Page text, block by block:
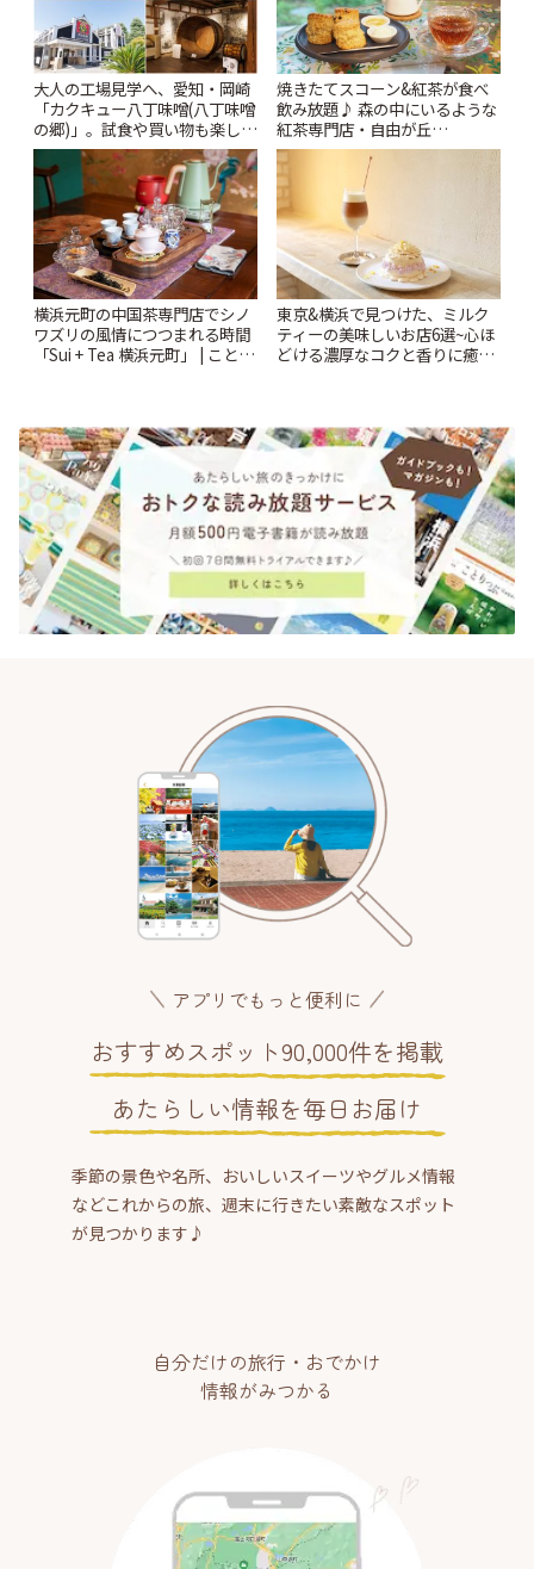
大人の工場見学へ、愛知・岡崎
「カクキュー八丁味噌(八丁味噌
の郷)」。試食や買い物も楽しみ
♪ | ことりっぷ
焼きたてスコーン&紅茶が食べ
飲み放題♪ 森の中にいるような
紅茶専門店・自由が丘
「YOTSUBA TEA」でのんびり
時間 | ことりっぷ
横浜元町の中国茶専門店でシノ
ワズリの風情につつまれる時間
「Sui + Tea 横浜元町」 | ことり
東京&横浜で見つけた、ミルク
ティーの美味しいお店6選~心ほ
どける濃厚なコクと香りに癒や
アプリでもっと便利に
おすすめスポット90,000件を掲載
あたらしい情報を毎日お届け
季節の景色や名所、おいしいスイーツやグルメ情報
などこれからの旅、週末に行きたい素敵なスポット
が見つかります♪
自分だけの旅行・おでかけ
情報がみつかる